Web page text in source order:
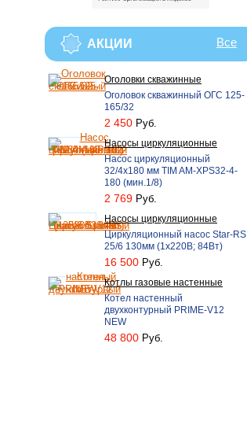
АКЦИИ Все
Оголовки скважинные
Оголовок скважинный ОГС 125-
165/32
2 450 Руб.
Насосы циркуляционные
Насос циркуляционный
32/4х180 мм TIM AM-XPS32-4-
180 (мин.1/8)
2 769 Руб.
Насосы циркуляционные
Циркуляционный насос Star-RS
25/6 130мм (1х220В; 84Вт)
16 500 Руб.
Котлы газовые настенные
Котел настенный
двухконтурный PRIME-V12
NEW
48 800 Руб.